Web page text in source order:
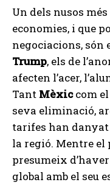
Un dels nusos
economies, i que
negociacions, són
Trump, els de
afecten l’acer,
Tant Mèxiccom el
seva eliminació,
tarifes han danyat
la regió. Mentre
presumeix
global amb el seu